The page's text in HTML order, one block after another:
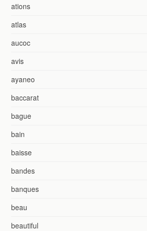
ations
atlas
aucoc
avis
ayaneo
baccarat
bague
bain
baisse
bandes
banques
beau
beautiful